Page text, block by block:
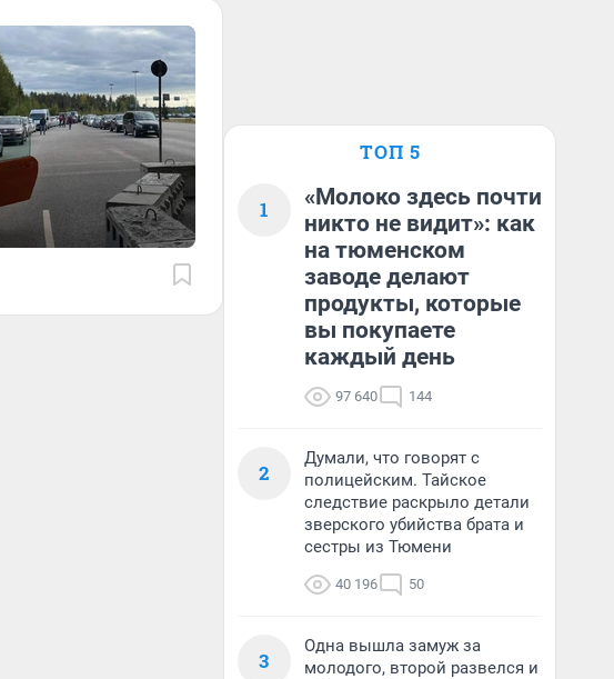
ТОП 5
1
«Молоко здесь почти
никто не видит»: как
на тюменском
заводе делают
продукты, которые
вы покупаете
каждый день
97 640 144
2
Думали, что говорят с
полицейским. Тайское
следствие раскрыло детали
зверского убийства брата и
сестры из Тюмени
40 196 50
3
Одна вышла замуж за
молодого, второй развелся и